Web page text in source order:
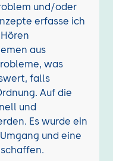
und/oder
erfasse ich
aus
was
falls
Auf die
und
Es wurde ein
und eine